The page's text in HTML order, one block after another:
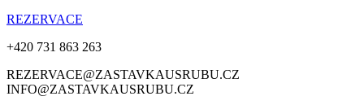
REZERVACE
+420 731 863 263
REZERVACE@ZASTAVKAUSRUBU.CZ
INFO@ZASTAVKAUSRUBU.CZ